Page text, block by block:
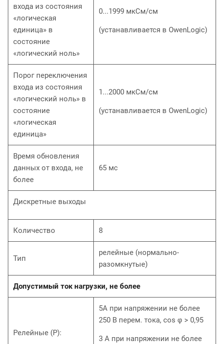
входа из состояния
«логическая
единица» в
состояние
«логический ноль»
0...1999 мкСм/см
(устанавливается в OwenLogic)
Порог переключения
входа из состояния
«логический ноль» в
состояние
«логическая
единица»
1...2000 мкСм/см
(устанавливается в OwenLogic)
Время обновления
данных от входа, не
более
65 мс
Дискретные выходы
Количество 8
Тип
релейные (нормально-
разомкнутые)
Допустимый ток нагрузки, не более
Релейные (Р):
5А при напряжении не более
250 В перем. тока, cos φ > 0,95
3 А при напряжении не более